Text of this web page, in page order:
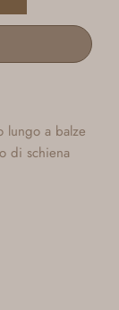
lungo a balze
di schiena